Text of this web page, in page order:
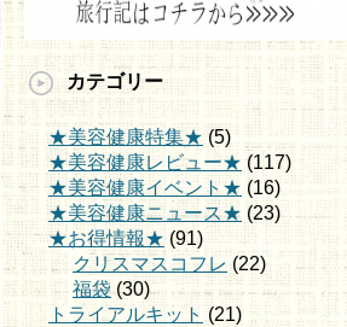
カテゴリー
★美容健康特集★ (5)
★美容健康レビュー★ (117)
★美容健康イベント★ (16)
★美容健康ニュース★ (23)
★お得情報★ (91)
クリスマスコフレ(22)
福袋(30)
トライアルキット (21)